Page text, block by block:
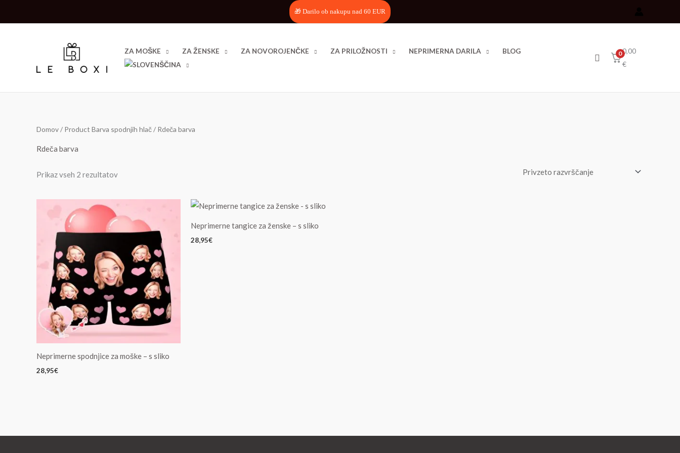
🎁 Darilo ob nakupu nad 60 EUR
ZA MOŠKE ZA ŽENSKE ZA NOVOROJENČKE ZA PRILOŽNOSTI NEPRIMERNA DARILA BLOG Išči 00,00
€
Domov/ Product Barva spodnjih hlač / Rdeča barva
Rdeča barva
Prikaz vseh 2 rezultatov
Neprimerne spodnjice za moške – s sliko
28,95€
Neprimerne tangice za ženske – s sliko
28,95€